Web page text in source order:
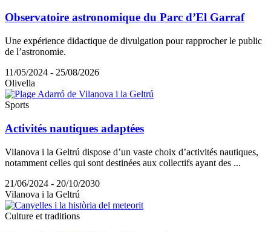
Observatoire astronomique du Parc d’El Garraf
Une expérience didactique de divulgation pour rapprocher le public
de l’astronomie.
11/05/2024 - 25/08/2026
Olivella
Sports
Activités nautiques adaptées
Vilanova i la Geltrú dispose d’un vaste choix d’activités nautiques,
notamment celles qui sont destinées aux collectifs ayant des ...
21/06/2024 - 20/10/2030
Vilanova i la Geltrú
Culture et traditions